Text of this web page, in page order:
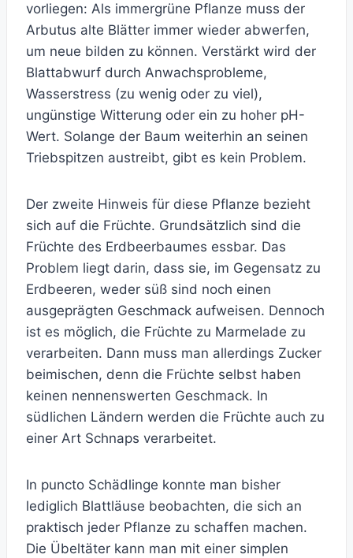
vorliegen: Als immergrüne Pflanze muss der
Arbutus alte Blätter immer wieder abwerfen,
um neue bilden zu können. Verstärkt wird der
Blattabwurf durch Anwachsprobleme,
Wasserstress (zu wenig oder zu viel),
ungünstige Witterung oder ein zu hoher pH-
Wert. Solange der Baum weiterhin an seinen
Triebspitzen austreibt, gibt es kein Problem.
Der zweite Hinweis für diese Pflanze bezieht
sich auf die Früchte. Grundsätzlich sind die
Früchte des Erdbeerbaumes essbar. Das
Problem liegt darin, dass sie, im Gegensatz zu
Erdbeeren, weder süß sind noch einen
ausgeprägten Geschmack aufweisen. Dennoch
ist es möglich, die Früchte zu Marmelade zu
verarbeiten. Dann muss man allerdings Zucker
beimischen, denn die Früchte selbst haben
keinen nennenswerten Geschmack. In
südlichen Ländern werden die Früchte auch zu
einer Art Schnaps verarbeitet.
In puncto Schädlinge konnte man bisher
lediglich Blattläuse beobachten, die sich an
praktisch jeder Pflanze zu schaffen machen.
Die Übeltäter kann man mit einer simplen